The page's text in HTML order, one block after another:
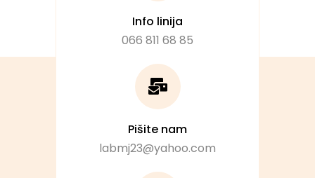
Info linija
066 811 68 85
Pišite nam
labmj23@yahoo.com